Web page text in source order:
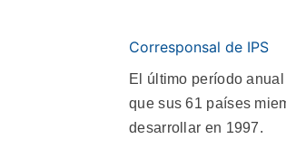
Corresponsal de IPS
El último período
que sus 61 países
desarrollar en 1997.